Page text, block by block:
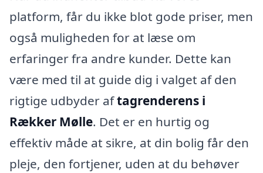
platform, får du ikke blot gode priser, men
også muligheden for at læse om
erfaringer fra andre kunder. Dette kan
være med til at guide dig i valget af den
rigtige udbyder aftagrenderens i
Rækker Mølle. Det er en hurtig og
effektiv måde at sikre, at din bolig får den
pleje, den fortjener, uden at du behøver